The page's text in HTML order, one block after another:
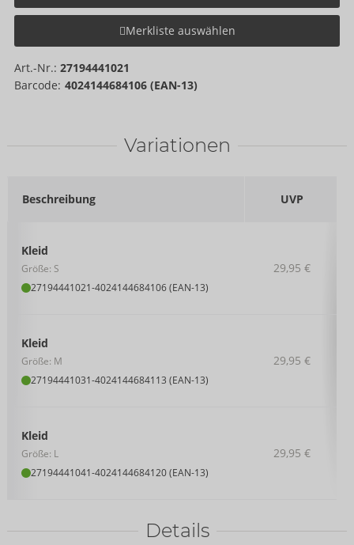
Merkliste auswählen
Art.-Nr.: 27194441021
Barcode: 4024144684106 (EAN-13)
Variationen
Beschreibung UVP
Kleid
Größe: S
27194441021-4024144684106 (EAN-13)
29,95 €
Kleid
Größe: M
27194441031-4024144684113 (EAN-13)
29,95 €
Kleid
Größe: L
27194441041-4024144684120 (EAN-13)
29,95 €
Details